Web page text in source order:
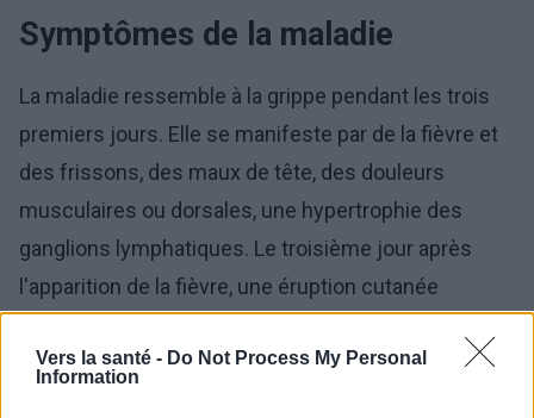
Vers la santé - Do Not Process My Personal
Information
Symptômes de la maladie
La maladie ressemble à la grippe pendant les trois
premiers jours. Elle se manifeste par de la fièvre et
des frissons, des maux de tête, des douleurs
musculaires ou dorsales, une hypertrophie des
ganglions lymphatiques. Le troisième jour après
l'apparition de la fièvre, une éruption cutanée
bout d'une dizaine de jours.